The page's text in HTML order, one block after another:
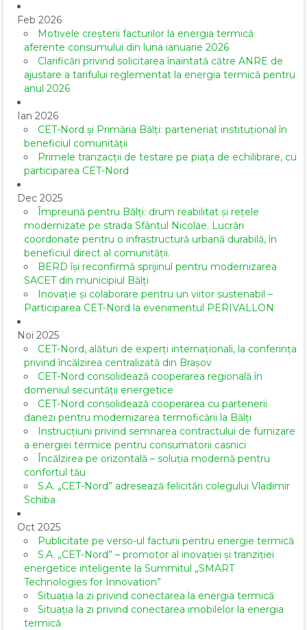
Feb 2026
Motivele creșterii facturilor la energia termică
aferente consumului din luna ianuarie 2026
Clarificări privind solicitarea înaintată către ANRE de
ajustare a tarifului reglementat la energia termică pentru
anul 2026
Ian 2026
CET-Nord și Primăria Bălți: parteneriat instituțional în
beneficiul comunității
Primele tranzacții de testare pe piața de echilibrare, cu
participarea CET-Nord
Dec 2025
Împreună pentru Bălți: drum reabilitat și rețele
modernizate pe strada Sfântul Nicolae. Lucrări
coordonate pentru o infrastructură urbană durabilă, în
beneficiul direct al comunității.
BERD își reconfirmă sprijinul pentru modernizarea
SACET din municipiul Bălți
Inovație și colaborare pentru un viitor sustenabil –
Participarea CET-Nord la evenimentul PERIVALLON
Noi 2025
CET-Nord, alături de experți internaționali, la conferința
privind încălzirea centralizată din Brașov
CET-Nord consolidează cooperarea regională în
domeniul securității energetice
CET-Nord consolidează cooperarea cu partenerii
danezi pentru modernizarea termoficării la Bălți
Instrucțiuni privind semnarea contractului de furnizare
a energiei termice pentru consumatorii casnici
Încălzirea pe orizontală – soluția modernă pentru
confortul tău
S.A. „CET-Nord” adresează felicitări colegului Vladimir
Schiba
Oct 2025
Publicitate pe verso-ul facturii pentru energie termică
S.A. „CET-Nord” – promotor al inovației și tranziției
energetice inteligente la Summitul „SMART
Technologies for Innovation”
Situația la zi privind conectarea la energia termică
Situația la zi privind conectarea imobilelor la energia
termică